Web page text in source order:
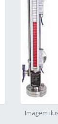
Imagem